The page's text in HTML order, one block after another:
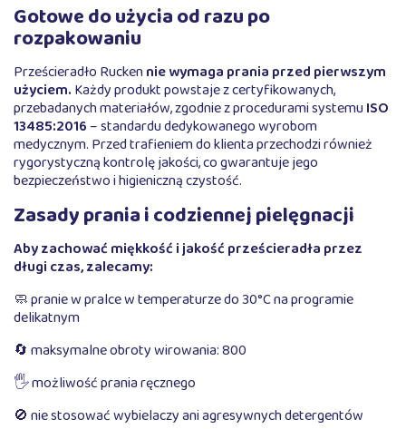
Gotowe do użycia od razu po
rozpakowaniu
Prześcieradło Ruckennie wymaga prania przed pierwszym
użyciem. Każdy produkt powstaje z certyfikowanych,
przebadanych materiałów, zgodnie z procedurami systemuISO
13485:2016 – standardu dedykowanego wyrobom
medycznym. Przed trafieniem do klienta przechodzi również
rygorystyczną kontrolę jakości, co gwarantuje jego
bezpieczeństwo i higieniczną czystość.
Zasady prania i codziennej pielęgnacji
Aby zachować miękkość i jakość prześcieradła przez
długi czas, zalecamy:
🧼 pranie w pralce w temperaturze do 30°C na programie
delikatnym
🔄 maksymalne obroty wirowania: 800
🖐️ możliwość prania ręcznego
🚫 nie stosować wybielaczy ani agresywnych detergentów